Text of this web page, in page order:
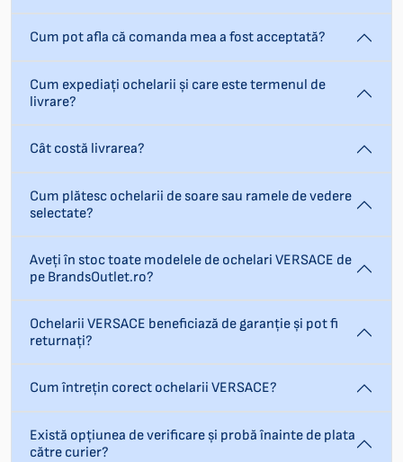
Cum pot afla că comanda mea a fost acceptată?
Cum expediați ochelarii și care este termenul de
livrare?
Cât costă livrarea?
Cum plătesc ochelarii de soare sau ramele de vedere
selectate?
Aveți în stoc toate modelele de ochelari VERSACE de
pe BrandsOutlet.ro?
Ochelarii VERSACE beneficiază de garanție și pot fi
returnați?
Cum întrețin corect ochelarii VERSACE?
Există opțiunea de verificare și probă înainte de plata
către curier?